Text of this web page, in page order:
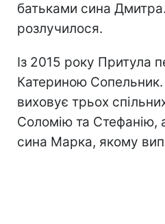
батьками сина
розлучилося.
Із 2015 року Притула
Катериною
виховує трьох
Соломію та
сина Марка, якому